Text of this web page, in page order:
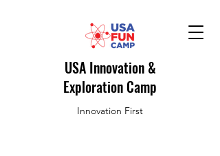
USA Innovation &
Exploration Camp
Innovation First